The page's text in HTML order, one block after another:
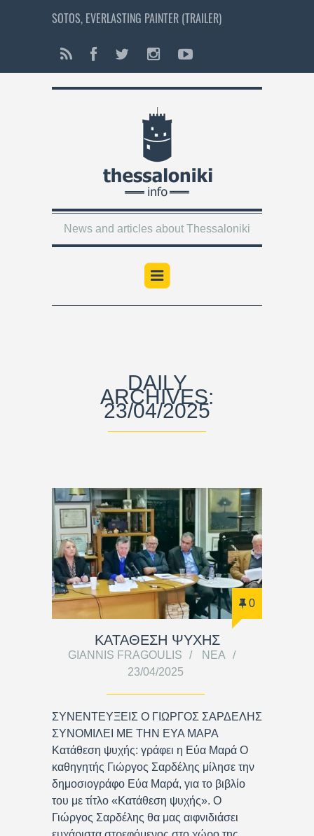
SOTOS, EVERLASTING PAINTER (TRAILER)
News and articles about Thessaloniki
DAILY
ARCHIVES:
23/04/2025
0
ΚΑΤΑΘΕΣΗ ΨΥΧΗΣ
GIANNIS FRAGOULIS
ΝΈΑ
23/04/2025
ΣΥΝΕΝΤΕΥΞΕΙΣ Ο ΓΙΩΡΓΟΣ ΣΑΡΔΕΛΗΣ
ΣΥΝΟΜΙΛΕΙ ΜΕ ΤΗΝ ΕΥΑ ΜΑΡΑ
Κατάθεση ψυχής: γράφει η Εύα Μαρά Ο
καθηγητής Γιώργος Σαρδέλης μίλησε την
δημοσιογράφο Εύα Μαρά, για το βιβλίο
του με τίτλο «Κατάθεση ψυχής». Ο
Γιώργος Σαρδέλης θα μας αιφνιδιάσει